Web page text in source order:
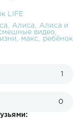
пицца
Шёпот ютубера с
LIFE
Алиса
Алиса и
видео
макс
ребёнок
0